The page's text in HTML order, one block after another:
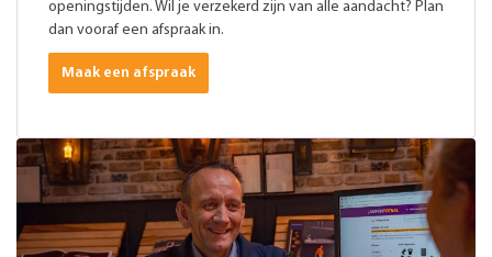
openingstijden. Wil je verzekerd zijn van alle aandacht? Plan
dan vooraf een afspraak in.
Maak een afspraak